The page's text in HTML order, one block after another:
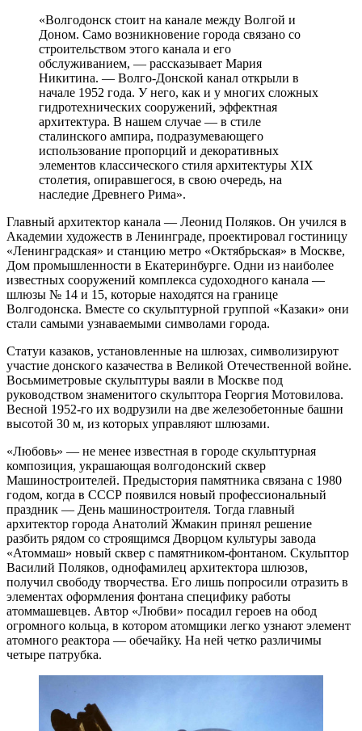
«Волгодонск стоит на канале между Волгой и
Доном. Само возникновение города связано со
строительством этого канала и его
обслуживанием, — ​рассказывает Мария
Никитина. — ​Волго­-Донской канал открыли в
начале 1952 года. У него, как и у многих сложных
гидротехнических сооружений, эффектная
архитектура. В нашем случае — ​в стиле
сталинского ампира, подразумевающего
использование пропорций и декоративных
элементов классического стиля архитектуры XIX
столетия, опиравшегося, в свою очередь, на
наследие Древнего Рима».
Главный архитектор канала — ​Леонид Поляков. Он учился в
Академии художеств в Ленинграде, проектировал гостиницу
«Ленинградская» и станцию метро «Октябрьская» в Москве,
Дом промышленности в Екатеринбурге. Одни из наиболее
известных сооружений комплекса судоходного канала — ​
шлюзы № 14 и 15, которые находятся на границе
Волгодонска. Вместе со скульптурной группой «Казаки» они
стали самыми узнаваемыми символами города.
Статуи казаков, установленные на шлюзах, символизируют
участие донского казачества в Великой Отечественной войне.
Восьмиметровые скульптуры ваяли в Москве под
руководством знаменитого скульптора Георгия Мотовилова.
Весной 1952‑го их водрузили на две железобетонные башни
высотой 30 м, из которых управляют шлюзами.
«Любовь» — ​не менее известная в городе скульптурная
композиция, украшающая волгодонский сквер
Машиностроителей. Предыстория памятника связана с 1980
годом, когда в СССР появился новый профессиональный
праздник — ​День машиностроителя. Тогда главный
архитектор города Анатолий Жмакин принял решение
разбить рядом со строящимся Дворцом культуры завода
«Атоммаш» новый сквер с памятником-фонтаном. Скульптор
Василий Поляков, однофамилец архитектора шлюзов,
получил свободу творчества. Его лишь попросили отразить в
элементах оформления фонтана специфику работы
атоммашевцев. Автор «Любви» посадил героев на обод
огромного кольца, в котором атомщики легко узнают элемент
атомного реактора — ​обечайку. На ней четко различимы
четыре патрубка.